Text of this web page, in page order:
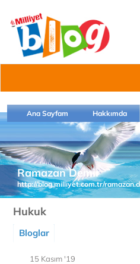
Ana Sayfam Hakkımda
Ramazan Demir
http://blog.milliyet.com.tr/
Hukuk
Bloglar
15 Kasım '19